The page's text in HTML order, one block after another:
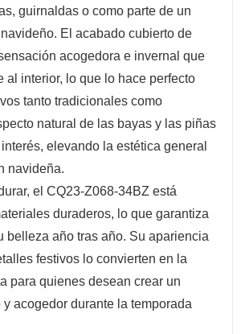
guirnaldas o como parte de un
El acabado cubierto de
acogedora e invernal que
al interior, lo que lo hace perfecto
tanto tradicionales como
natural de las bayas y las piñas
elevando la estética general
navideña.
el CQ23-Z068-34BZ está
duraderos, lo que garantiza
belleza año tras año. Su apariencia
festivos lo convierten en la
para quienes desean crear un
acogedor durante la temporada